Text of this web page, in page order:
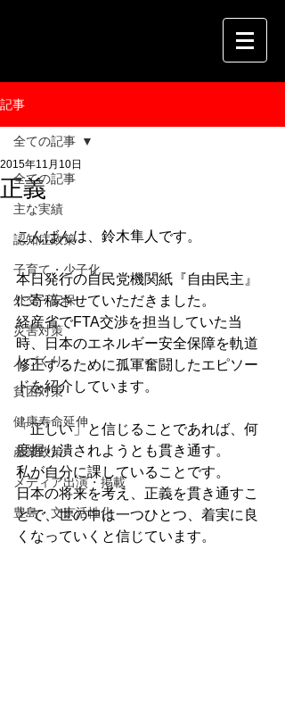
記事
全ての記事
主な実績
認知症政策
子育て・少子化
外交・安保
災害対策
人づくり
貧困対策
健康寿命延伸
産業政策
メディア出演・掲載
豊島・文京活性化
全ての記事
正義
2015年11月10日
こんばんは、鈴木隼人です。
本日発行の自民党機関紙『自由民主』
に寄稿させていただきました。
経産省でFTA交渉を担当していた当
時、日本のエネルギー安全保障を軌道
修正するために孤軍奮闘したエピソー
ドを紹介しています。
「正しい」と信じることであれば、何
度握り潰されようとも貫き通す。
私が自分に課していることです。
日本の将来を考え、正義を貫き通すこ
とで、世の中は一つひとつ、着実に良
くなっていくと信じています。